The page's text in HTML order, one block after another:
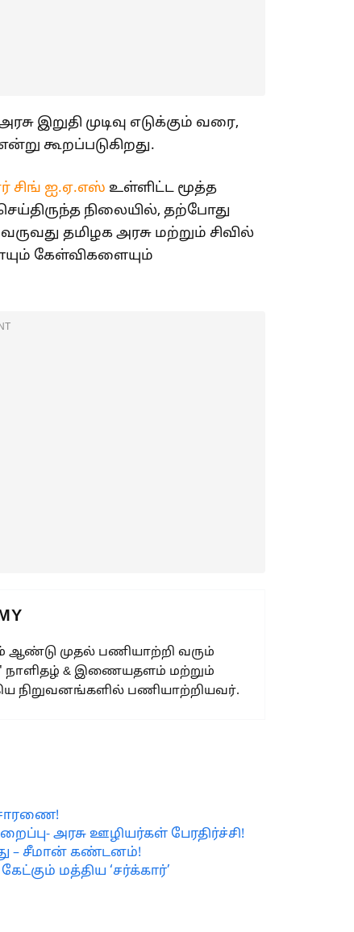
இறுதி முடிவு எடுக்கும் வரை,
கூறப்படுகிறது.
சிங் ஐ.ஏ.எஸ் உள்ளிட்ட மூத்த
நிலையில், தற்போது
தமிழக அரசு மற்றும் சிவில்
கேள்விகளையும்
ஆண்டு முதல் பணியாற்றி வரும்
நாளிதழ் & இணையதளம் மற்றும்
நிறுவனங்களில் பணியாற்றியவர்.
அரசு ஊழியர்கள் பேரதிர்ச்சி!
– சீமான் கண்டனம்!
மத்திய ‘சர்க்கார்’